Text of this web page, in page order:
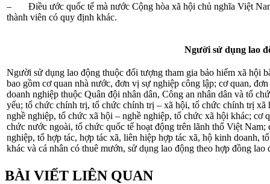
– Điều ước quốc tế mà nước Cộng hòa xã hội chủ nghĩa Việt
thành viên có quy định khác.
Người sử dụng lao
Người sử dụng lao động thuộc đối tượng tham gia bảo hiểm xã hội
bao gồm cơ quan nhà nước, đơn vị sự nghiệp công lập; cơ quan,
doanh nghiệp thuộc Quân đội nhân dân, Công an nhân dân và tổ
yếu; tổ chức chính trị, tổ chức chính trị – xã hội, tổ chức chính trị xã
nghề nghiệp, tổ chức xã hội – nghề nghiệp, tổ chức xã hội khác; cơ
chức nước ngoài, tổ chức quốc tế hoạt động trên lãnh thổ Việt Nam;
nghiệp, tổ hợp tác, hợp tác xã, liên hiệp hợp tác xã, hộ kinh doanh,
khác và cá nhân có thuê mướn, sử dụng lao động theo hợp đồng lao
BÀI VIẾT LIÊN QUAN